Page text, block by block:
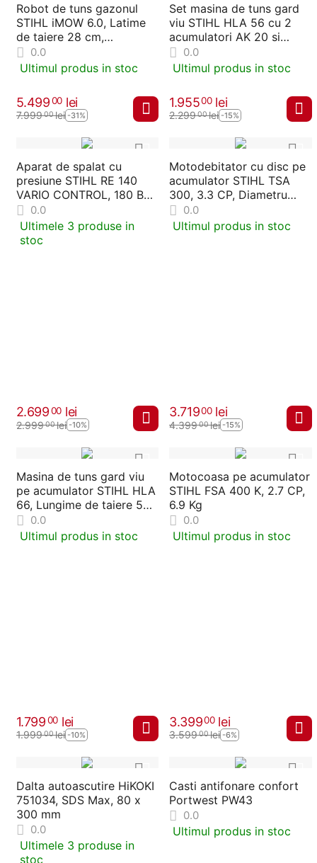
Robot de tuns gazonul
STIHL iMOW 6.0, Latime
de taiere 28 cm,
Suprafata maxima 3000
m2
0.0
Ultimul produs in stoc
5.49900 lei
7.99900lei -31%
Set masina de tuns gard
viu STIHL HLA 56 cu 2
acumulatori AK 20 si
incarcator AL 101
0.0
Ultimul produs in stoc
1.95500 lei
2.29900lei -15%
Aparat de spalat cu
presiune STIHL RE 140
VARIO CONTROL, 180 Bar,
2600 PSI, 470 l/h
0.0
Ultimele 3 produse in
stoc
2.69900 lei
2.99900lei -10%
Motodebitator cu disc pe
acumulator STIHL TSA
300, 3.3 CP, Diametru
disc 300 mm
0.0
Ultimul produs in stoc
3.71900 lei
4.39900lei -15%
Masina de tuns gard viu
pe acumulator STIHL HLA
66, Lungime de taiere 50
cm, 3000 RPM
0.0
Ultimul produs in stoc
1.79900 lei
1.99900lei -10%
Motocoasa pe acumulator
STIHL FSA 400 K, 2.7 CP,
6.9 Kg
0.0
Ultimul produs in stoc
3.39900 lei
3.59900lei -6%
Dalta autoascutire HiKOKI
751034, SDS Max, 80 x
300 mm
0.0
Ultimele 3 produse in
stoc
Casti antifonare confort
Portwest PW43
0.0
Ultimul produs in stoc